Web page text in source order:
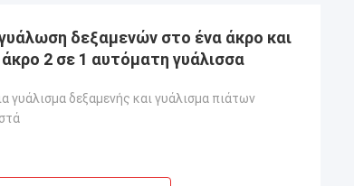
δεξαμενών στο ένα άκρο και
2 σε 1 αυτόματη γυάλισσα
γυάλισμα δεξαμενής και γυάλισμα πιάτων